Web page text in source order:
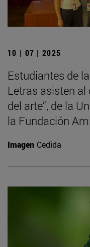
10 | 07 | 2025
Estudiantes de
Letras asisten al
del arte”, de la
la Fundación
Imagen Cedida